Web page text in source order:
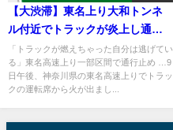
【大渋滞】東名上り大和トンネ
ル付近でトラックが炎上し通行
止め 周辺道路はクソ渋滞 運転手
は逃げている
「トラックが燃えちゃった自分は逃げてい
る」東名高速上り一部区間で通行止め …9
日午後、神奈川県の東名高速上りでトラッ
クの運転席から火が出まし...